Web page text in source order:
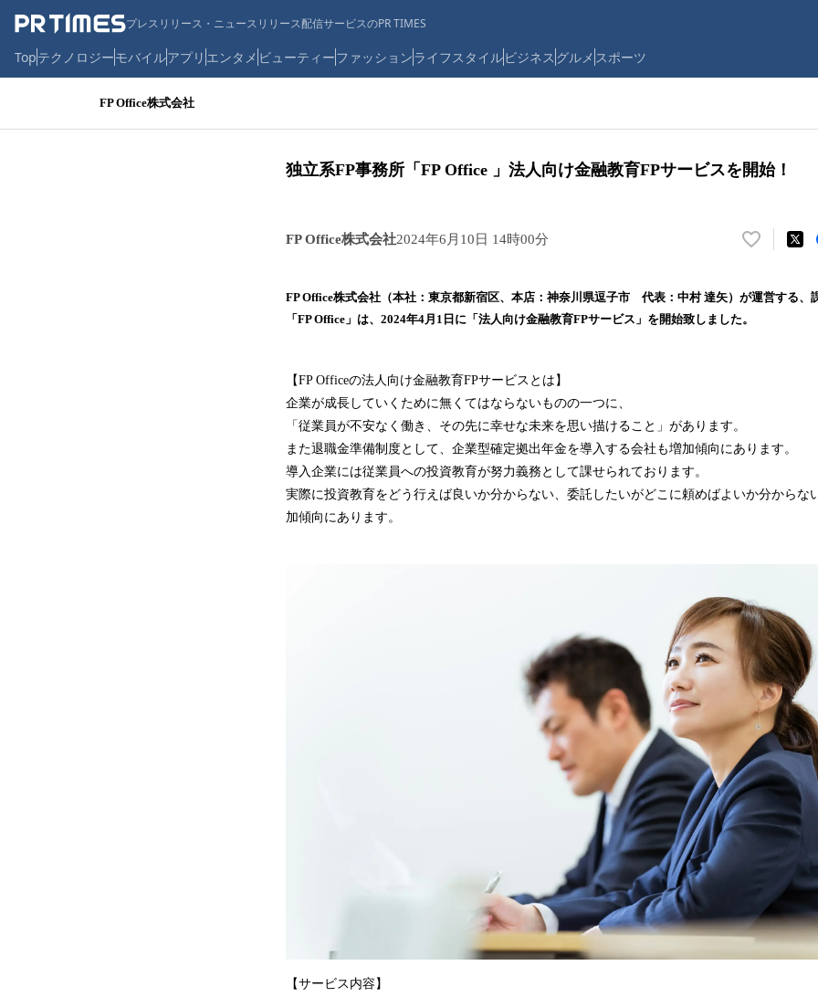
プレスリリース・ニュースリリース配信サービスのPR TIMES
Topテクノロジーモバイルアプリ エンタメ ビューティーファッションライフスタイルビジネス グルメ スポーツ
FP Office株式会社
独立系FP事務所「FP Office 」法人向け金融教育FPサービスを開始！
FP Office株式会社2024年6月10日 14時00分
い
！
中
で
FP Office株式会社（本社：東京都新宿区、本店：神奈川県逗子市 代表：中村 達矢）が運営する、
「FP Office」は、2024年4月1日に「法人向け金融教育FPサービス」を開始致しました。
【FP Officeの法人向け金融教育FPサービスとは】
企業が成長していくために無くてはならないものの一つに、
「従業員が不安なく働き、その先に幸せな未来を思い描けること」があります。
また退職金準備制度として、企業型確定拠出年金を導入する会社も増加傾向にあります。
導入企業には従業員への投資教育が努力義務として課せられております。
実際に投資教育をどう行えば良いか分からない、委託したいがどこに頼めばよいか分からな
加傾向にあります。
【サービス内容】